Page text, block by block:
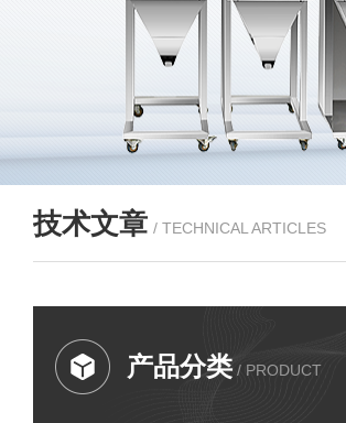
技术文章 / TECHNICAL ARTICLES
产品分类 / PRODUCT